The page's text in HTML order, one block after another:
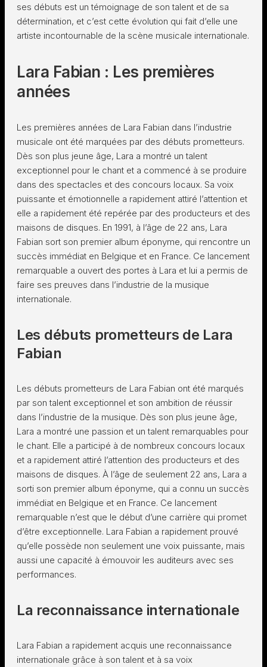
ses débuts est un témoignage de son talent et de sa
détermination, et c’est cette évolution qui fait d’elle une
artiste incontournable de la scène musicale internationale.
Lara Fabian : Les premières
années
Les premières années de Lara Fabian dans l’industrie
musicale ont été marquées par des débuts prometteurs.
Dès son plus jeune âge, Lara a montré un talent
exceptionnel pour le chant et a commencé à se produire
dans des spectacles et des concours locaux. Sa voix
puissante et émotionnelle a rapidement attiré l’attention et
elle a rapidement été repérée par des producteurs et des
maisons de disques. En 1991, à l’âge de 22 ans, Lara
Fabian sort son premier album éponyme, qui rencontre un
succès immédiat en Belgique et en France. Ce lancement
remarquable a ouvert des portes à Lara et lui a permis de
faire ses preuves dans l’industrie de la musique
internationale.
Les débuts prometteurs de Lara
Fabian
Les débuts prometteurs de Lara Fabian ont été marqués
par son talent exceptionnel et son ambition de réussir
dans l’industrie de la musique. Dès son plus jeune âge,
Lara a montré une passion et un talent remarquables pour
le chant. Elle a participé à de nombreux concours locaux
et a rapidement attiré l’attention des producteurs et des
maisons de disques. À l’âge de seulement 22 ans, Lara a
sorti son premier album éponyme, qui a connu un succès
immédiat en Belgique et en France. Ce lancement
remarquable n’est que le début d’une carrière qui promet
d’être exceptionnelle. Lara Fabian a rapidement prouvé
qu’elle possède non seulement une voix puissante, mais
aussi une capacité à émouvoir les auditeurs avec ses
performances.
La reconnaissance internationale
Lara Fabian a rapidement acquis une reconnaissance
internationale grâce à son talent et à sa voix